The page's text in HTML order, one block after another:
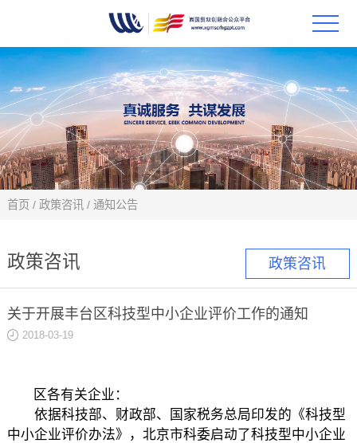
首页
政策
科技
合作
政策咨讯
首页 / 政策咨讯 / 通知公告
政策咨讯
关于开展丰台区科技型中小企业评价工作的通知
2018-03-19
区各有关企业：
依据科技部、财政部、国家税务总局印发的《科技型
中小企业评价办法》，北京市科委启动了科技型中小企业